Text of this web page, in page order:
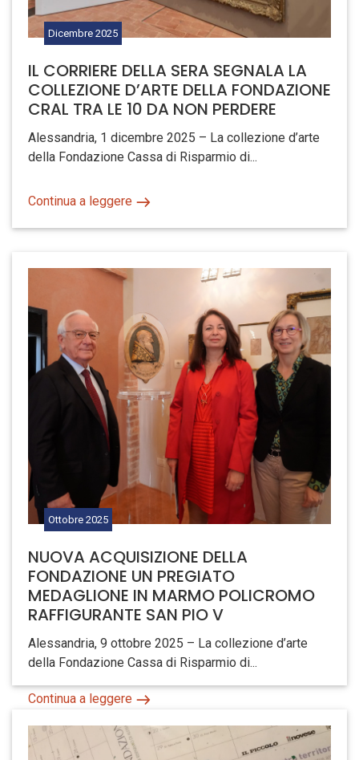
Dicembre 2025
IL CORRIERE DELLA SERA SEGNALA LA
COLLEZIONE D’ARTE DELLA FONDAZIONE
CRAL TRA LE 10 DA NON PERDERE
Alessandria, 1 dicembre 2025 – La collezione d’arte
della Fondazione Cassa di Risparmio di...
Continua a leggere
Ottobre 2025
NUOVA ACQUISIZIONE DELLA
FONDAZIONE UN PREGIATO
MEDAGLIONE IN MARMO POLICROMO
RAFFIGURANTE SAN PIO V
Alessandria, 9 ottobre 2025 – La collezione d’arte
della Fondazione Cassa di Risparmio di...
Continua a leggere